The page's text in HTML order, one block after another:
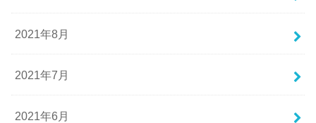
2021年8月
2021年7月
2021年6月